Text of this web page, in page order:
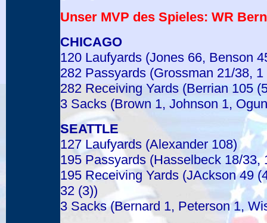
Unser MVP des Spieles: WR
CHICAGO
120 Laufyards (Jones 66, Benson
282 Passyards (Grossman 21/38,
282 Receiving Yards (Berrian 105
3 Sacks (Brown 1, Johnson 1,
SEATTLE
127 Laufyards (Alexander 108)
195 Passyards (Hasselbeck 18/33,
195 Receiving Yards (JAckson 49
32 (3))
3 Sacks (Bernard 1, Peterson 1,